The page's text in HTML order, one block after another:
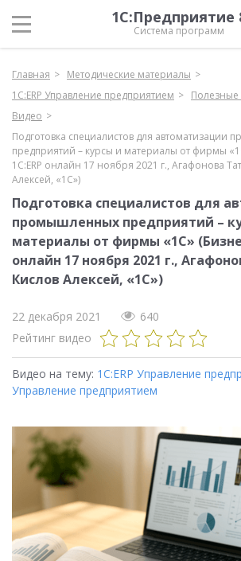
1С:Предприятие
Система программ
Главная
Методические материалы
1С:ERP Управление предприятием
Видео
Подготовка специалистов для автоматизации
предприятий – курсы и материалы от фирмы
1С:ERP онлайн 17 ноября 2021 г., Агафонова
Алексей, «1С»)
Подготовка специалистов для
промышленных предприятий –
материалы от фирмы «1С»
онлайн 17 ноября 2021 г.,
Кислов Алексей, «1С»)
22 декабря 2021
640
Рейтинг видео
Видео на тему: 1С:ERP Управление
Управление предприятием